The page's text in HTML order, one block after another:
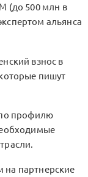
0
НИУ
(до 500 млн в
альянса
взнос в
пишут
по профилю
на партнерские